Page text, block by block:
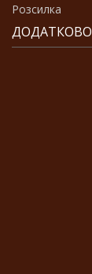
Розсилка
ДОДАТКОВО